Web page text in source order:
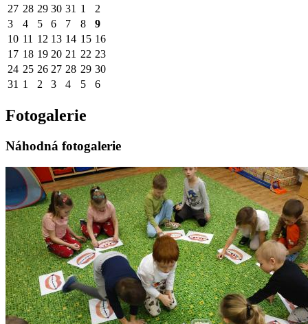
27 28 29 30 31 1
2
3
4 5 6 7 8
9
10 11 12 13 14 15 16
17 18 19 20 21 22 23
24 25 26 27 28 29 30
31 1 2 3 4 5 6
Fotogalerie
Náhodná fotogalerie